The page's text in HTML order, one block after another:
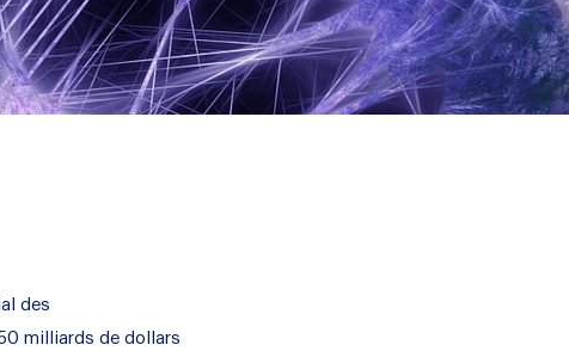
des
milliards de dollars